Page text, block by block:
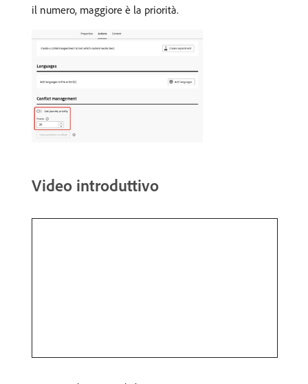
il numero, maggiore è la priorità.
Video introduttivo